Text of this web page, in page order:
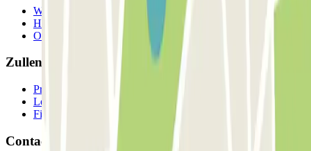
Wie we zijn
Hoe het werkt
Onze parkeergarages
Zullen we samenwerken?
Professionals
Leverancier parkeren
Filialen
Contact